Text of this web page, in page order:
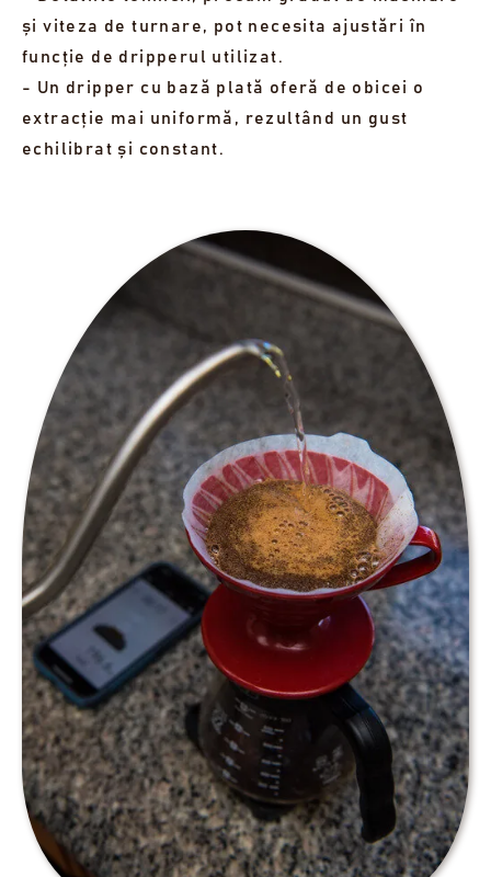
și viteza de turnare, pot necesita ajustări în
funcție de dripperul utilizat.
- Un dripper cu bază plată oferă de obicei o
extracție mai uniformă, rezultând un gust
echilibrat și constant.